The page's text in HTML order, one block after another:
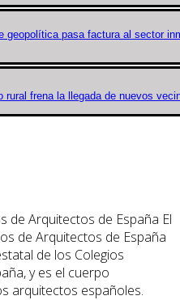
geopolítica pasa factura al sector
rural frena la llegada de nuevos
El
de Arquitectos de España
de los Colegios
y es el cuerpo
arquitectos españoles.